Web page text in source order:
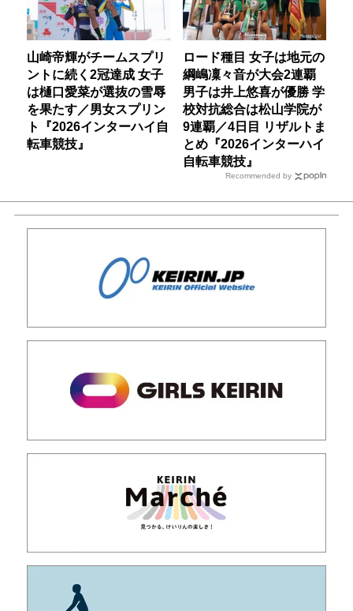
山崎帝輝がチームスプリ
ントに続く2冠達成 女子
は樋口愛菜が選抜の雪辱
を果たす／男女スプリン
ト『2026インターハイ自
転車競技』
ロード種目 女子は地元の
綱嶋凜々音が大会2連覇
男子は井上悠喜が優勝 学
校対抗総合は松山学院が
9連覇／4日目 リザルトま
とめ『2026インターハイ
自転車競技』
Recommended by